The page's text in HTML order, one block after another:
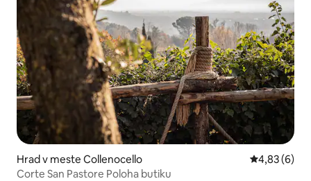
Hrad v meste Collenocello Priemerné
4,83 (6)
Corte San Pastore Poloha butiku